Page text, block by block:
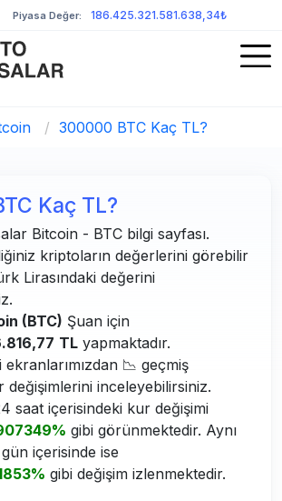
Piyasa Değer: 186.425.321.581.638,34₺
/ 300000 BTC Kaç TL?
Kaç TL?
Bitcoin - BTC bilgi sayfası.
kriptoların değerlerini görebilir
Lirasındaki değerini
(BTC) Şuan için
TL yapmaktadır.
ekranlarımızdan 📉 geçmiş
değişimlerini inceleyebilirsiniz.
saat içerisindeki kur değişimi
gibi görünmektedir. Aynı
içerisinde ise
gibi değişim izlenmektedir.